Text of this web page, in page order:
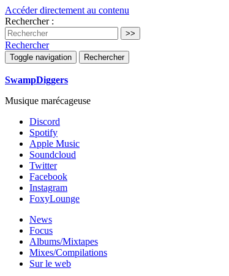
Accéder directement au contenu
Rechercher :
Rechercher
Toggle navigation Rechercher
SwampDiggers
Musique marécageuse
Discord
Spotify
Apple Music
Soundcloud
Twitter
Facebook
Instagram
FoxyLounge
News
Focus
Albums/Mixtapes
Mixes/Compilations
Sur le web